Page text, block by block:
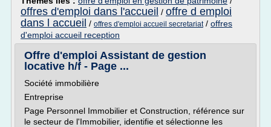
offres d'emploi dans l'accueil / offre d emploi
dans l accueil / offres d'emploi accueil secretariat/ offres
d'emploi accueil reception
Offre d'emploi Assistant de gestion
locative h/f - Page ...
Société immobilière
Entreprise
Page Personnel Immobilier et Construction, référence sur
le secteur de l'Immobilier, identifie et sélectionne les